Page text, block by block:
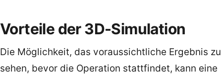
Vorteile der 3D-Simulation
Die Möglichkeit, das voraussichtliche Ergebnis zu
sehen, bevor die Operation stattfindet, kann eine